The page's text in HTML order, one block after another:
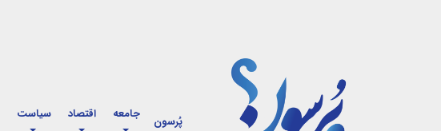
پُرسون جامعه اقتصاد سیاست